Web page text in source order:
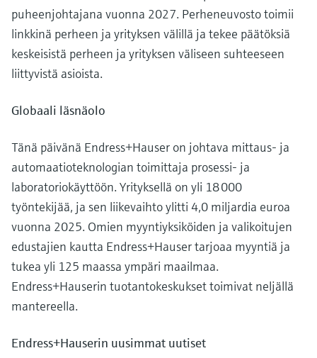
puheenjohtajana vuonna 2027. Perheneuvosto toimii
linkkinä perheen ja yrityksen välillä ja tekee päätöksiä
keskeisistä perheen ja yrityksen väliseen suhteeseen
liittyvistä asioista.
Globaali läsnäolo
Tänä päivänä Endress+Hauser on johtava mittaus- ja
automaatioteknologian toimittaja prosessi- ja
laboratoriokäyttöön. Yrityksellä on yli 18 000
työntekijää, ja sen liikevaihto ylitti 4,0 miljardia euroa
vuonna 2025. Omien myyntiyksiköiden ja valikoitujen
edustajien kautta Endress+Hauser tarjoaa myyntiä ja
tukea yli 125 maassa ympäri maailmaa.
Endress+Hauserin tuotantokeskukset toimivat neljällä
mantereella.
Endress+Hauserin uusimmat uutiset